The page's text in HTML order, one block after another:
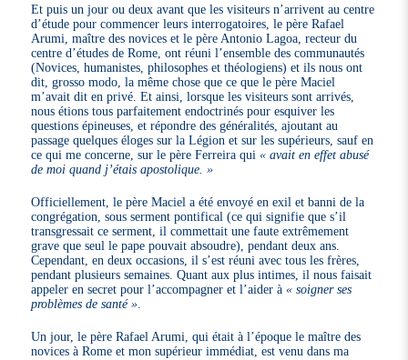
Et puis un jour ou deux avant que les visiteurs n’arrivent au centre
d’étude pour commencer leurs interrogatoires, le père Rafael
Arumi, maître des novices et le père Antonio Lagoa, recteur du
centre d’études de Rome, ont réuni l’ensemble des communautés
(Novices, humanistes, philosophes et théologiens) et ils nous ont
dit, grosso modo, la même chose que ce que le père Maciel
m’avait dit en privé. Et ainsi, lorsque les visiteurs sont arrivés,
nous étions tous parfaitement endoctrinés pour esquiver les
questions épineuses, et répondre des généralités, ajoutant au
passage quelques éloges sur la Légion et sur les supérieurs, sauf en
ce qui me concerne, sur le père Ferreira qui« avait en effet abusé
de moi quand j’étais apostolique. »
Officiellement, le père Maciel a été envoyé en exil et banni de la
congrégation, sous serment pontifical (ce qui signifie que s’il
transgressait ce serment, il commettait une faute extrêmement
grave que seul le pape pouvait absoudre), pendant deux ans.
Cependant, en deux occasions, il s’est réuni avec tous les frères,
pendant plusieurs semaines. Quant aux plus intimes, il nous faisait
appeler en secret pour l’accompagner et l’aider à« soigner ses
problèmes de santé »
Un jour, le père Rafael Arumi, qui était à l’époque le maître des
novices à Rome et mon supérieur immédiat, est venu dans ma